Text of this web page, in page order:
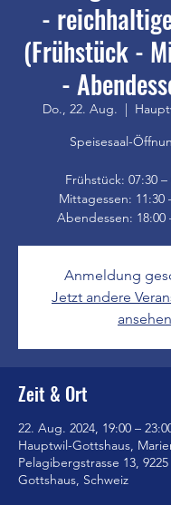
-
(Frühstück -
-
Do., 22. Aug.
  |
Speisesaal-
Frühstück: 07:30
Mittagessen: 11:30
Anmeldung
Jetzt andere
ansehen
Zeit & Ort
22. Aug. 2024, 19:00 –
Hauptwil-Gottshaus,
Pelagibergstrasse 13,
Gottshaus, Schweiz